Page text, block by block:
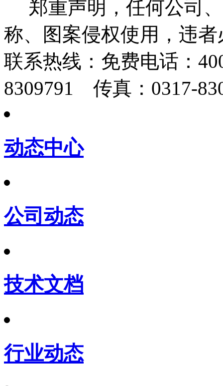
郑重声明，任何公司
称、图案侵权使用，违
联系热线： 免费电话：
8309791 传真：0317-
动态中心
公司动态
技术文档
行业动态